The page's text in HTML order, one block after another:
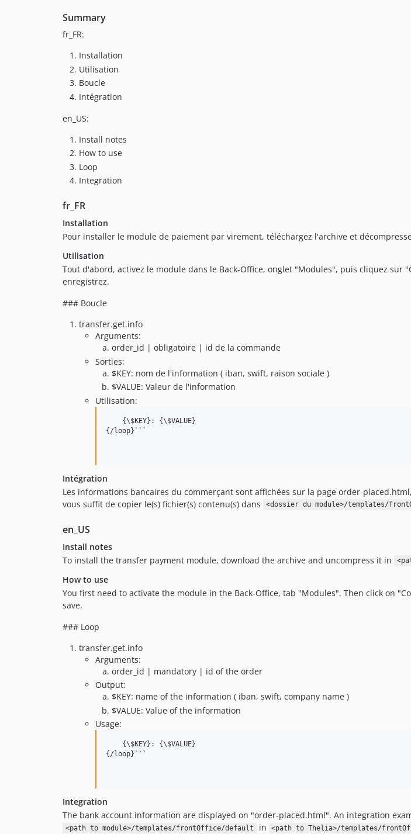
Summary
fr_FR:
Installation
Utilisation
Boucle
Intégration
en_US:
Install notes
How to use
Loop
Integration
fr_FR
Installation
Pour installer le module de paiement par virement, téléchargez l'archive et
Utilisation
Tout d'abord, activez le module dans le Back-Office, onglet "Modules", puis cliquez
enregistrez.
### Boucle
transfer.get.info
Arguments:
order_id | obligatoire | id de la commande
Sorties:
$KEY: nom de l'information ( iban, swift, raison sociale )
$VALUE: Valeur de l'information
Utilisation:
    {\$KEY}: {\$VALUE}
{/loop}```
Intégration
Les informations bancaires du commerçant sont affichées sur la page order-
vous suffit de copier le(s) fichier(s) contenu(s) dans
<dossier du module>/templates/
en_US
Install notes
To install the transfer payment module, download the archive and uncompress it in
How to use
You first need to activate the module in the Back-Office, tab "Modules". Then click on
save.
### Loop
transfer.get.info
Arguments:
order_id | mandatory | id of the order
Output:
$KEY: name of the information ( iban, swift, company name )
$VALUE: Value of the information
Usage:
    {\$KEY}: {\$VALUE}
{/loop}```
Integration
The bank account information are displayed on "order-placed.html". An integration
<path to module>/templates/frontOffice/default in <path to Thelia>/templates/